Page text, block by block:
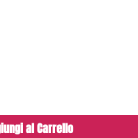
al Carrello